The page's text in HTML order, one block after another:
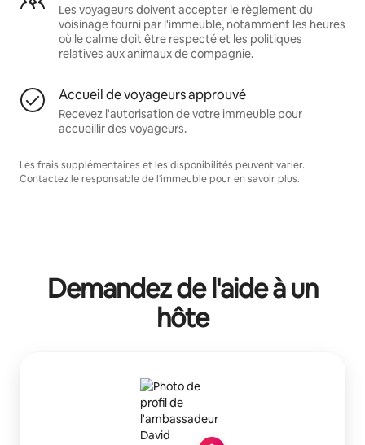
Les voyageurs doivent accepter le règlement du
voisinage fourni par l'immeuble, notamment les heures
où le calme doit être respecté et les politiques
relatives aux animaux de compagnie.
Accueil de voyageurs approuvé
Recevez l'autorisation de votre immeuble pour
accueillir des voyageurs.
Les frais supplémentaires et les disponibilités peuvent varier.
Contactez le responsable de l'immeuble pour en savoir plus.
Demandez de l'aide à un
hôte